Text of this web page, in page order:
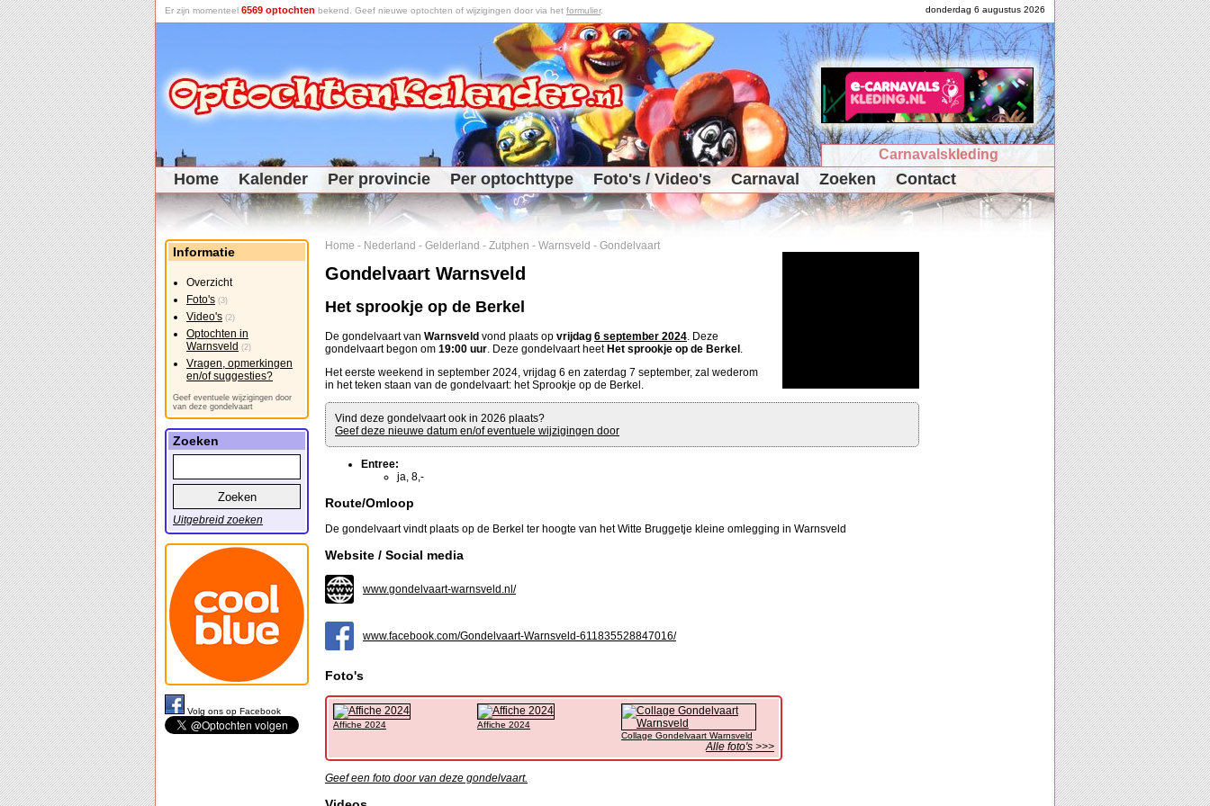
donderdag 6 augustus 2026
Er zijn momenteel 6569 optochten bekend. Geef nieuwe optochten of wijzigingen door via het formulier.
Carnavalskleding
Home Kalender Per provincie Per optochttype Foto's / Video's Carnaval Zoeken Contact
Home - Nederland - Gelderland - Zutphen - Warnsveld - Gondelvaart
Gondelvaart Warnsveld
Het sprookje op de Berkel
De gondelvaart van Warnsveld vond plaats op vrijdag 6 september 2024. Deze
gondelvaart begon om 19:00 uur. Deze gondelvaart heet Het sprookje op de Berkel .
Het eerste weekend in september 2024, vrijdag 6 en zaterdag 7 september, zal wederom
in het teken staan van de gondelvaart: het Sprookje op de Berkel.
Vind deze gondelvaart ook in 2026 plaats?
Geef deze nieuwe datum en/of eventuele wijzigingen door
Entree:
ja, 8,-
Route/Omloop
De gondelvaart vindt plaats op de Berkel ter hoogte van het Witte Bruggetje kleine omlegging in Warnsveld
Website / Social media
www.gondelvaart-warnsveld.nl/
www.facebook.com/Gondelvaart-Warnsveld-611835528847016/
Foto's
Affiche 2024
Affiche 2024
Collage Gondelvaart Warnsveld
Alle foto's >>>
Geef een foto door van deze gondelvaart.
Informatie
Overzicht
Foto's (3)
Video's (2)
Optochten in
Warnsveld (2)
Vragen, opmerkingen
en/of suggesties?
Geef eventuele wijzigingen door
van deze gondelvaart
Zoeken
Uitgebreid zoeken
Volg ons op Facebook